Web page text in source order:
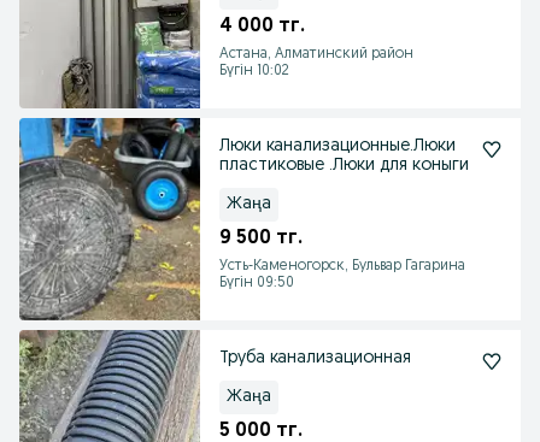
4 000 тг.
Астана, Алматинский район
Бүгін 10:02
Люки канализационные.Люки
пластиковые .Люки для коныги
Жаңа
9 500 тг.
Усть-Каменогорск, Бульвар Гагарина
Бүгін 09:50
Труба канализационная
Жаңа
5 000 тг.